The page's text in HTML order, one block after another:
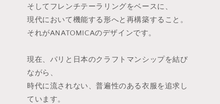
そしてフレンチテーラリングをベースに、
現代において機能する形へと再構築すること。
それがANATOMICAのデザインです。
現在、パリと日本のクラフトマンシップを結び
ながら、
時代に流されない、普遍性のある衣服を追求し
ています。